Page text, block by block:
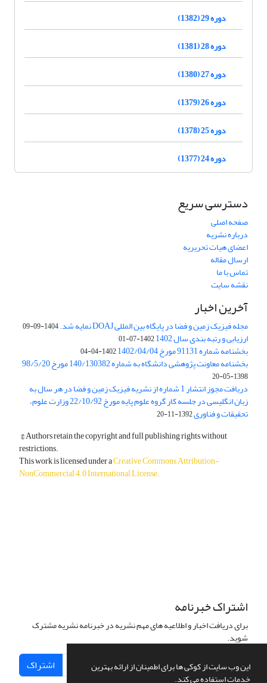
این وب سایت از کوکی ها برای اطمینان از ارائه بهترین
خدمات استفاده می کند.
دوره 29 (1382)
دوره 28 (1381)
دوره 27 (1380)
دوره 26 (1379)
دوره 25 (1378)
دوره 24 (1377)
دسترسی سریع
صفحه اصلی
درباره نشریه
اعضای هیات تحریریه
ارسال مقاله
تماس با ما
نقشه سایت
آخرین اخبار
مجله فیزیک زمین و فضا در پایگاه بین المللی DOAJ نمایه شد. 1404-09-09
ارزیابی و رتبه بندی سال 1402 1402-07-01
بخشنامه شماره 91131 مورخ 1402/04/04 1402-04-04
بخشنامه معاونت پژوهشی دانشگاه به شماره 140/130382 مورخ 98/5/20
1398-05-20
دریافت مجوز انتشار 1 شماره از نشریه فیزیک زمین و فضا در هر سال به
زبان انگلیسی در جلسه کار گروه علوم پایه مورخ 22/10/92 وزارت علوم،
تحقیقات و فناوری1392-11-20
© Authors retain the copyright and full publishing rights without
restrictions.
This work is licensed under aCreative Commons Attribution-
NonCommercial 4.0 International License.
اشتراک خبرنامه
برای دریافت اخبار و اطلاعیه های مهم نشریه در خبرنامه نشریه مشترک
شوید.
اشتراک